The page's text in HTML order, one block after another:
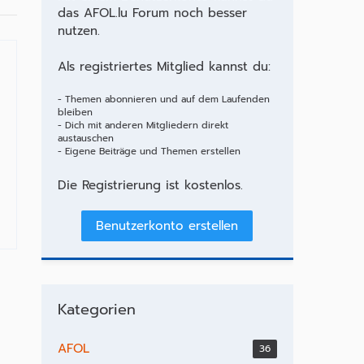
das AFOL.lu Forum noch besser
nutzen.
Als registriertes Mitglied kannst du:
- Themen abonnieren und auf dem Laufenden
bleiben
- Dich mit anderen Mitgliedern direkt
austauschen
- Eigene Beiträge und Themen erstellen
Die Registrierung ist kostenlos.
Benutzerkonto erstellen
Kategorien
AFOL 36